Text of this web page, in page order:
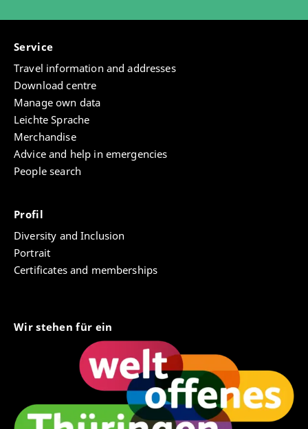
Service
Travel information and addresses
Download centre
Manage own data
Leichte Sprache
Merchandise
Advice and help in emergencies
People search
Profil
Diversity and Inclusion
Portrait
Certificates and memberships
Wir stehen für ein